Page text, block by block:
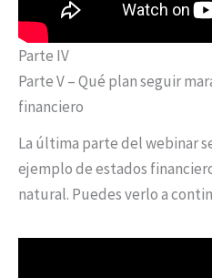
Parte IV
Parte V – Qué plan seguir
financiero
La última parte del webinar
ejemplo de estados
natural. Puedes verlo a